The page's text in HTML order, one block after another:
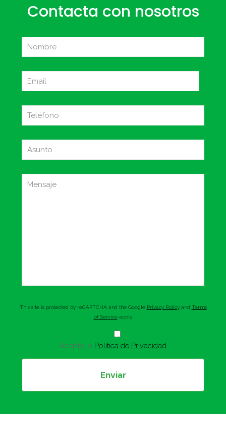
Contacta con nosotros
This site is protected by reCAPTCHA and the Google Privacy Policyand Terms
of Serviceapply.
Acepto la Política de Privacidad